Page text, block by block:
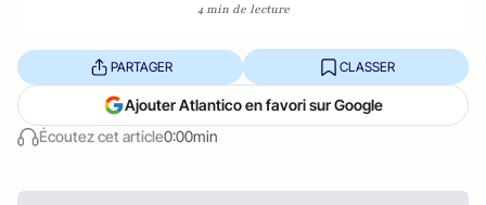
4 min de lecture
Écoutez cet article0:00min
PARTAGER CLASSER
Ajouter Atlantico en favori sur Google